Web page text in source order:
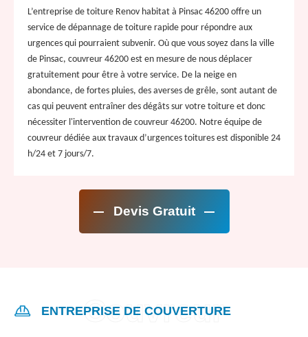
L’entreprise de toiture Renov habitat à Pinsac 46200 offre un
service de dépannage de toiture rapide pour répondre aux
urgences qui pourraient subvenir. Où que vous soyez dans la ville
de Pinsac, couvreur 46200 est en mesure de nous déplacer
gratuitement pour être à votre service. De la neige en
abondance, de fortes pluies, des averses de grêle, sont autant de
cas qui peuvent entraîner des dégâts sur votre toiture et donc
nécessiter l'intervention de couvreur 46200. Notre équipe de
couvreur dédiée aux travaux d’urgences toitures est disponible 24
h/24 et 7 jours/7.
Devis Gratuit
ENTREPRISE DE COUVERTURE